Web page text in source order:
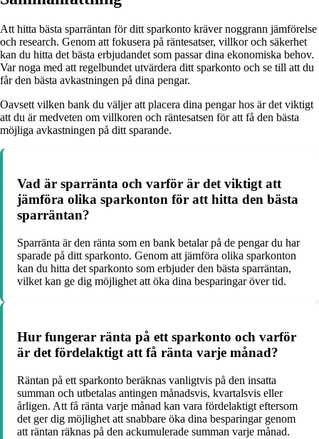
Att hitta bästa sparräntan för ditt sparkonto kräver noggrann jämförelse
och research. Genom att fokusera på räntesatser, villkor och säkerhet
kan du hitta det bästa erbjudandet som passar dina ekonomiska behov.
Var noga med att regelbundet utvärdera ditt sparkonto och se till att du
får den bästa avkastningen på dina pengar.
Oavsett vilken bank du väljer att placera dina pengar hos är det viktigt
att du är medveten om villkoren och räntesatsen för att få den bästa
möjliga avkastningen på ditt sparande.
Vad är sparränta och varför är det viktigt att
jämföra olika sparkonton för att hitta den bästa
sparräntan?
Sparränta är den ränta som en bank betalar på de pengar du har
sparade på ditt sparkonto. Genom att jämföra olika sparkonton
kan du hitta det sparkonto som erbjuder den bästa sparräntan,
vilket kan ge dig möjlighet att öka dina besparingar över tid.
Hur fungerar ränta på ett sparkonto och varför
är det fördelaktigt att få ränta varje månad?
Räntan på ett sparkonto beräknas vanligtvis på den insatta
summan och utbetalas antingen månadsvis, kvartalsvis eller
årligen. Att få ränta varje månad kan vara fördelaktigt eftersom
det ger dig möjlighet att snabbare öka dina besparingar genom
att räntan räknas på den ackumulerade summan varje månad.